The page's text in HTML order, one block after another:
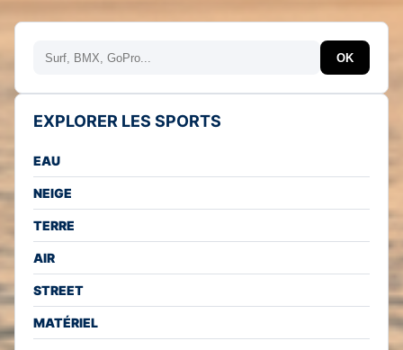
Rechercher OK
EXPLORER LES SPORTS
EAU
NEIGE
TERRE
AIR
STREET
MATÉRIEL